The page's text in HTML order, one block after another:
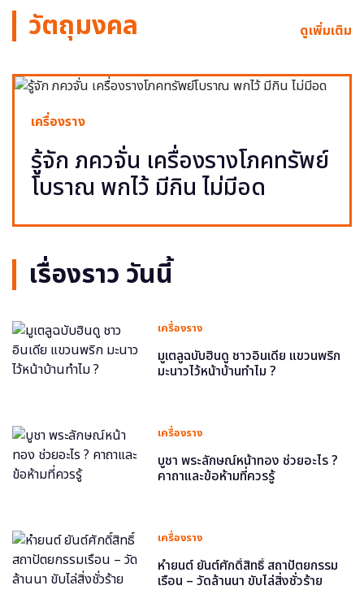
วัตถุมงคล ดูเพิ่มเติม
เครื่องราง
รู้จัก ภควจั่น เครื่องรางโภคทรัพย์
โบราณ พกไว้ มีกิน ไม่มีอด
เรื่องราว วันนี้
เครื่องราง
มูเตลูฉบับฮินดู ชาวอินเดีย แขวนพริก
มะนาวไว้หน้าบ้านทำไม ?
เครื่องราง
บูชา พระลักษณ์หน้าทอง ช่วยอะไร ?
คาถาและข้อห้ามที่ควรรู้
เครื่องราง
หำยนต์ ยันต์ศักดิ์สิทธิ์ สถาปัตยกรรม
เรือน – วัดล้านนา ขับไล่สิ่งชั่วร้าย